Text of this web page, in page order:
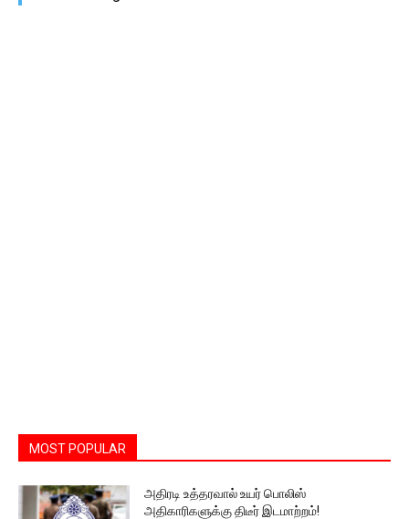
MOST POPULAR
அதிரடி உத்தரவால் உயர் பொலிஸ்
அதிகாரிகளுக்கு திடீர் இடமாற்றம்!